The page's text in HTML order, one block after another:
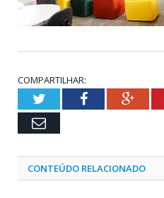
COMPARTILHAR:
TwitterFacebook
Email
CONTEÚDO RELACIONADO